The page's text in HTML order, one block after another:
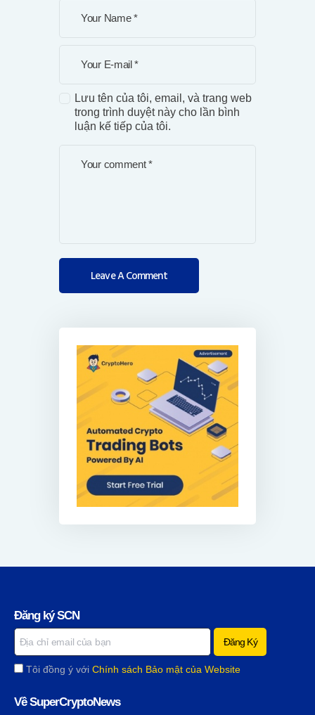
Lưu tên của tôi, email, và trang web
trong trình duyệt này cho lần bình
luận kế tiếp của tôi.
Đăng ký SCN
Tôi đồng ý với Chính sách Bảo mật của Website
Về SuperCryptoNews